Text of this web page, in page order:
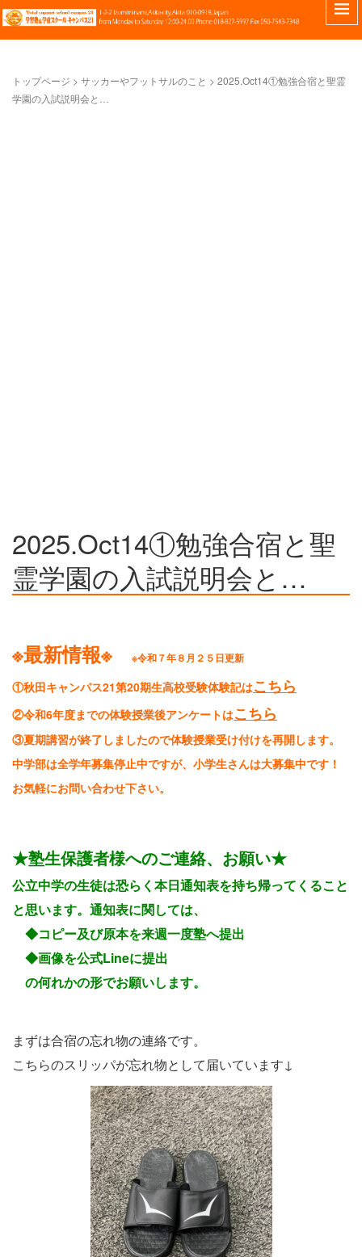
トップページ > サッカーやフットサルのこと > 2025.Oct14①勉強合宿と聖霊
学園の入試説明会と…
2025.Oct14①勉強合宿と聖
霊学園の入試説明会と…
※最新情報※ ※令和７年８月２５日更新
①秋田キャンパス21第20期生高校受験体験記はこちら
②令和6年度までの体験授業後アンケートはこちら
③夏期講習が終了しましたので体験授業受け付けを再開します。
中学部は全学年募集停止中ですが、小学生さんは大募集中です！
お気軽にお問い合わせ下さい。
★塾生保護者様へのご連絡、お願い★
公立中学の生徒は恐らく本日通知表を持ち帰ってくること
と思います。通知表に関しては、
◆コピー及び原本を来週一度塾へ提出
◆画像を公式Lineに提出
の何れかの形でお願いします。
まずは合宿の忘れ物の連絡です。
こちらのスリッパが忘れ物として届いています↓